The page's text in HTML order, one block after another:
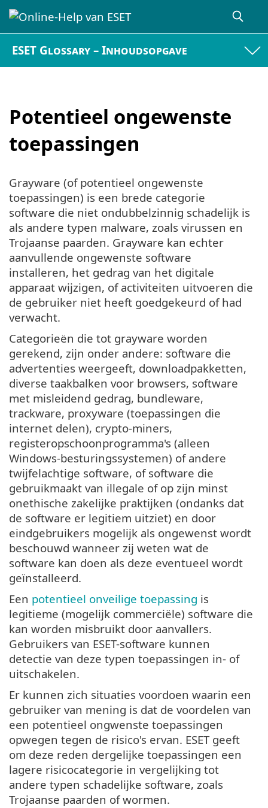
ESET Glossary – Inhoudsopgave
Potentieel ongewenste
toepassingen
Grayware (of potentieel ongewenste
toepassingen) is een brede categorie
software die niet ondubbelzinnig schadelijk is
als andere typen malware, zoals virussen en
Trojaanse paarden. Grayware kan echter
aanvullende ongewenste software
installeren, het gedrag van het digitale
apparaat wijzigen, of activiteiten uitvoeren die
de gebruiker niet heeft goedgekeurd of had
verwacht.
Categorieën die tot grayware worden
gerekend, zijn onder andere: software die
advertenties weergeeft, downloadpakketten,
diverse taakbalken voor browsers, software
met misleidend gedrag, bundleware,
trackware, proxyware (toepassingen die
internet delen), crypto-miners,
registeropschoonprogramma's (alleen
Windows-besturingssystemen) of andere
twijfelachtige software, of software die
gebruikmaakt van illegale of op zijn minst
onethische zakelijke praktijken (ondanks dat
de software er legitiem uitziet) en door
eindgebruikers mogelijk als ongewenst wordt
beschouwd wanneer zij weten wat de
software kan doen als deze eventueel wordt
geïnstalleerd.
Een potentieel onveilige toepassing is
legitieme (mogelijk commerciële) software die
kan worden misbruikt door aanvallers.
Gebruikers van ESET-software kunnen
detectie van deze typen toepassingen in- of
uitschakelen.
Er kunnen zich situaties voordoen waarin een
gebruiker van mening is dat de voordelen van
een potentieel ongwenste toepassingen
opwegen tegen de risico's ervan. ESET geeft
om deze reden dergelijke toepassingen een
lagere risicocategorie in vergelijking tot
andere typen schadelijke software, zoals
Trojaanse paarden of wormen.